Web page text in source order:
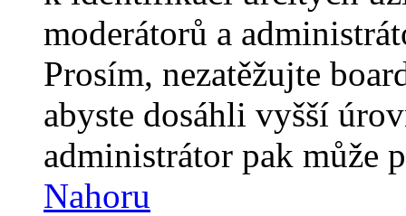
moderátorů a
Prosím, nezatěžujte
abyste dosáhli vyšší
administrátor pak může
Nahoru